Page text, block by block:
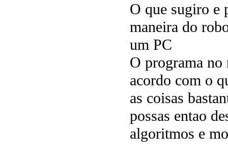
O que sugiro e
maneira do
um PC
O programa no
acordo com o
as coisas
possas entao
algoritmos e